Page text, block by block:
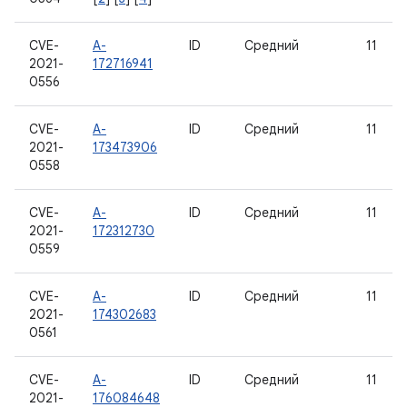
CVE-
2021-
0556
A-
172716941
ID Средний 11
CVE-
2021-
0558
A-
173473906
ID Средний 11
CVE-
2021-
0559
A-
172312730
ID Средний 11
CVE-
2021-
0561
A-
174302683
ID Средний 11
CVE-
2021-
A-
176084648
ID Средний 11